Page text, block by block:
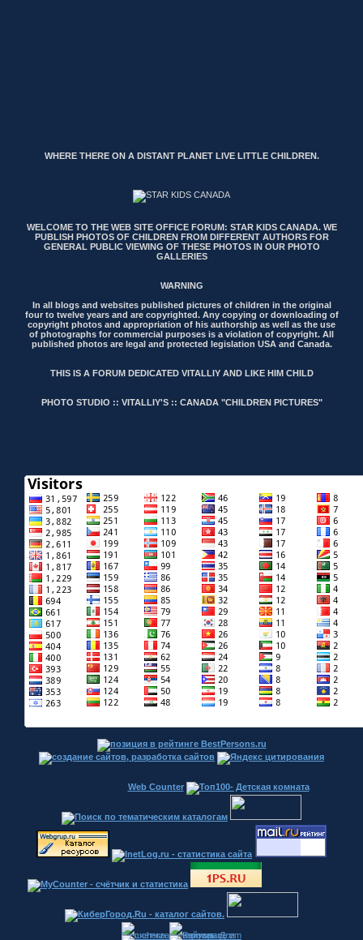
WHERE THERE ON A DISTANT PLANET LIVE LITTLE CHILDREN.
WELCOME TO THE WEB SITE OFFICE FORUM: STAR KIDS CANADA. WE
PUBLISH PHOTOS OF CHILDREN FROM DIFFERENT AUTHORS FOR
GENERAL PUBLIC VIEWING OF THESE PHOTOS IN OUR PHOTO
GALLERIES
WARNING
In all blogs and websites published pictures of children in the original
four to twelve years and are copyrighted. Any copying or downloading of
copyright photos and appropriation of his authorship as well as the use
of photographs for commercial purposes is a violation of copyright. All
published photos are legal and protected legislation USA and Canada.
THIS IS A FORUM DEDICATED VITALLIY AND LIKE HIM CHILD
PHOTO STUDIO :: VITALLIY'S :: CANADA "CHILDREN PICTURES"
Web Counter